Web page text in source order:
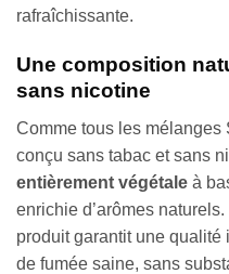
rafraîchissante.
Une composition
sans nicotine
Comme tous les mélanges
conçu sans tabac et sans
entièrement végétale à
enrichie d’arômes
produit garantit une
de fumée saine, sans